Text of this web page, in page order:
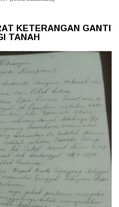
KETERANGAN GANTI
TANAH